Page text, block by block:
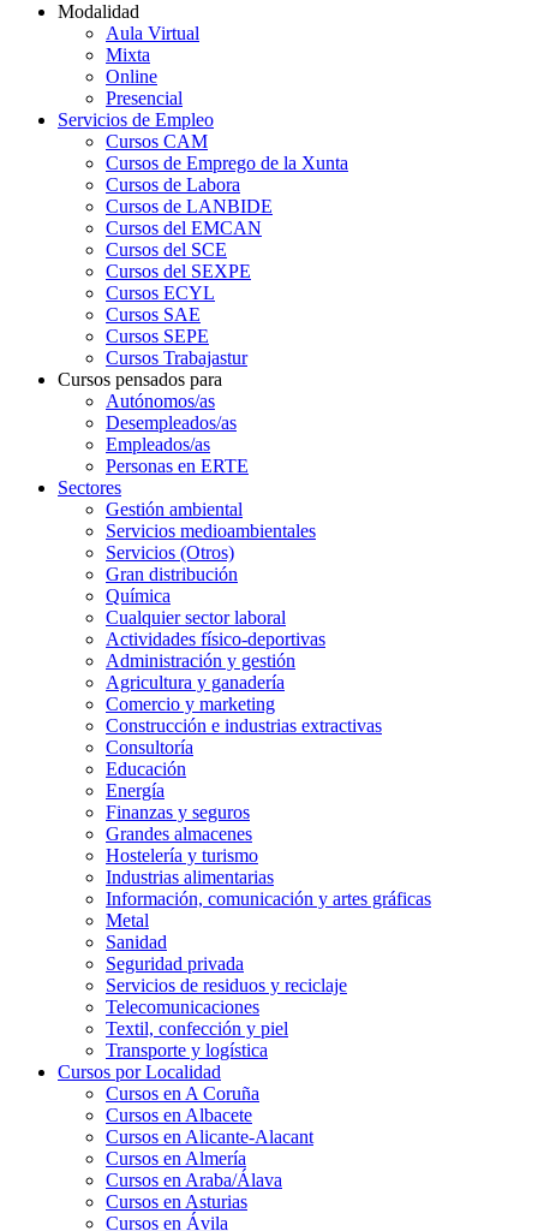
Modalidad
Aula Virtual
Mixta
Online
Presencial
Servicios de Empleo
Cursos CAM
Cursos de Emprego de la Xunta
Cursos de Labora
Cursos de LANBIDE
Cursos del EMCAN
Cursos del SCE
Cursos del SEXPE
Cursos ECYL
Cursos SAE
Cursos SEPE
Cursos Trabajastur
Cursos pensados para
Autónomos/as
Desempleados/as
Empleados/as
Personas en ERTE
Sectores
Gestión ambiental
Servicios medioambientales
Servicios (Otros)
Gran distribución
Química
Cualquier sector laboral
Actividades físico-deportivas
Administración y gestión
Agricultura y ganadería
Comercio y marketing
Construcción e industrias extractivas
Consultoría
Educación
Energía
Finanzas y seguros
Grandes almacenes
Hostelería y turismo
Industrias alimentarias
Información, comunicación y artes gráficas
Metal
Sanidad
Seguridad privada
Servicios de residuos y reciclaje
Telecomunicaciones
Textil, confección y piel
Transporte y logística
Cursos por Localidad
Cursos en A Coruña
Cursos en Albacete
Cursos en Alicante-Alacant
Cursos en Almería
Cursos en Araba/Álava
Cursos en Asturias
Cursos en Ávila